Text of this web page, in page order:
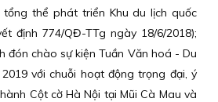
tổng thể phát triển Khu du lịch quốc
định 774/QĐ-TTg ngày 18/6/2018);
đón chào sự kiện Tuần Văn hoá - Du
với chuỗi hoạt động trọng đại, ý
Cột cờ Hà Nội tại Mũi Cà Mau và